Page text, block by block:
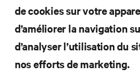
S’INSCRIRE
RESSOURCES
de cookies sur votre
d’améliorer la navigation
d’analyser l’utilisation du
nos efforts de marketing.